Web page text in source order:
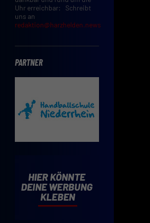
Uhr erreichbar: Schreibt
uns an
redaktion@harzhelden.news
PARTNER